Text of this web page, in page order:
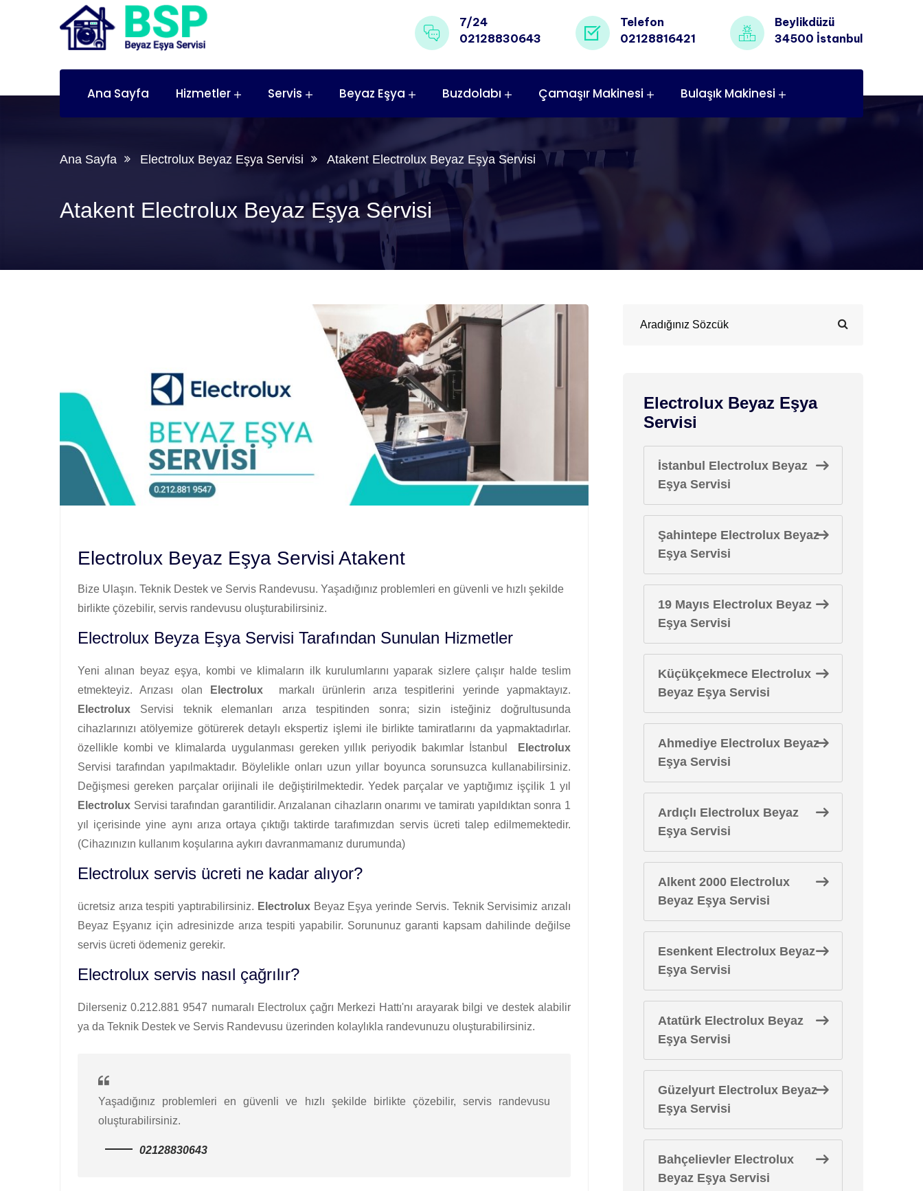
7/24
02128830643
Telefon
02128816421
Beylikdüzü
34500 İstanbul
Ana Sayfa Hizmetler Servis Beyaz Eşya Buzdolabı Çamaşır Makinesi Bulaşık Makinesi
Ana Sayfa Electrolux Beyaz Eşya Servisi Atakent Electrolux Beyaz Eşya Servisi
Atakent Electrolux Beyaz Eşya Servisi
Electrolux Beyaz Eşya Servisi Atakent
Bize Ulaşın. Teknik Destek ve Servis Randevusu. Yaşadığınız problemleri en güvenli ve hızlı şekilde
birlikte çözebilir, servis randevusu oluşturabilirsiniz.
Electrolux Beyza Eşya Servisi Tarafından Sunulan Hizmetler
Yeni alınan beyaz eşya, kombi ve klimaların ilk kurulumlarını yaparak sizlere çalışır halde teslim
etmekteyiz. Arızası olan
Electroluxmarkalı ürünlerin arıza tespitlerini yerinde yapmaktayız.
Electrolux Servisi teknik elemanları arıza tespitinden sonra; sizin isteğiniz doğrultusunda
cihazlarınızı atölyemize götürerek detaylı ekspertiz işlemi ile birlikte tamiratlarını da yapmaktadırlar.
özellikle kombi ve klimalarda uygulanması gereken yıllık periyodik bakımlar İstanbul
Electrolux
Servisi tarafından yapılmaktadır. Böylelikle onları uzun yıllar boyunca sorunsuzca kullanabilirsiniz.
Değişmesi gereken parçalar orijinali ile değiştirilmektedir. Yedek parçalar ve yaptığımız işçilik 1 yıl
Electrolux Servisi tarafından garantilidir. Arızalanan cihazların onarımı ve tamiratı yapıldıktan sonra 1
yıl içerisinde yine aynı arıza ortaya çıktığı taktirde tarafımızdan servis ücreti talep edilmemektedir.
(Cihazınızın kullanım koşularına aykırı davranmamanız durumunda)
Electrolux servis ücreti ne kadar alıyor?
ücretsiz arıza tespiti yaptırabilirsiniz. ElectroluxBeyaz Eşya yerinde Servis. Teknik Servisimiz arızalı
Beyaz Eşyanız için adresinizde arıza tespiti yapabilir. Sorununuz garanti kapsam dahilinde değilse
servis ücreti ödemeniz gerekir.
Electrolux servis nasıl çağrılır?
Dilerseniz 0.212.881 9547 numaralı Electrolux çağrı Merkezi Hattı'nı arayarak bilgi ve destek alabilir
ya da Teknik Destek ve Servis Randevusu üzerinden kolaylıkla randevunuzu oluşturabilirsiniz.
Yaşadığınız problemleri en güvenli ve hızlı şekilde birlikte çözebilir, servis randevusu
oluşturabilirsiniz.
02128830643
Electrolux Beyaz Eşya
Servisi
İstanbul Electrolux Beyaz
Eşya Servisi
Şahintepe Electrolux Beyaz
Eşya Servisi
19 Mayıs Electrolux Beyaz
Eşya Servisi
Küçükçekmece Electrolux
Beyaz Eşya Servisi
Ahmediye Electrolux Beyaz
Eşya Servisi
Ardıçlı Electrolux Beyaz
Eşya Servisi
Alkent 2000 Electrolux
Beyaz Eşya Servisi
Esenkent Electrolux Beyaz
Eşya Servisi
Atatürk Electrolux Beyaz
Eşya Servisi
Güzelyurt Electrolux Beyaz
Eşya Servisi
Bahçelievler Electrolux
Beyaz Eşya Servisi